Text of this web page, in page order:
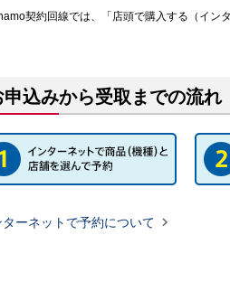
契約回線では、「店頭で購入する（イン
申込みから受取までの流れ
ターネットで予約について 